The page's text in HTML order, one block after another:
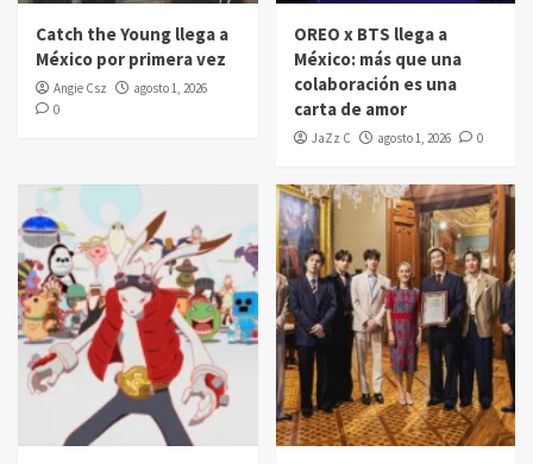
Catch the Young llega a
México por primera vez
Angie Csz
agosto 1, 2026
0
OREO x BTS llega a
México: más que una
colaboración es una
carta de amor
JaZz C agosto 1, 2026 0